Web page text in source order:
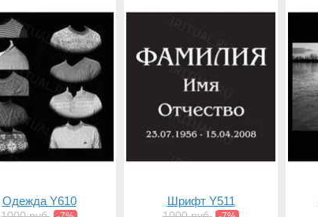
Одежда Y610 Шрифт Y511